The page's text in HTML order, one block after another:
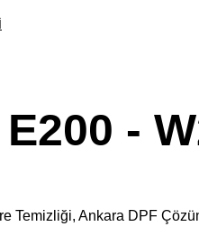
E200 -
Temizliği, Ankara DPF